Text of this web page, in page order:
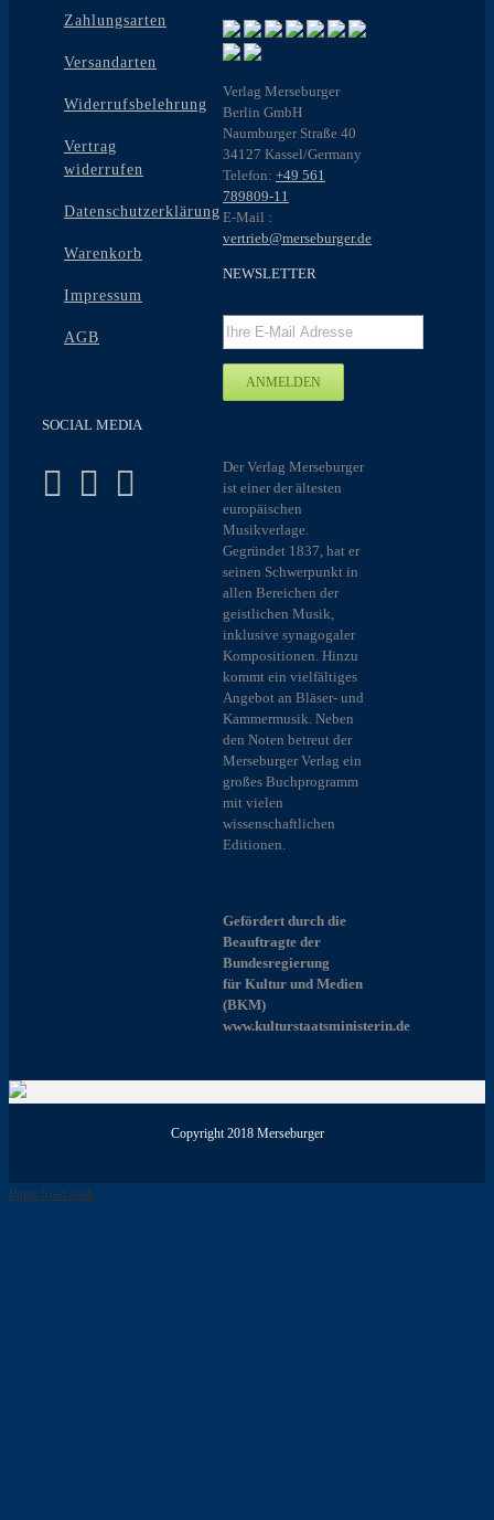
Zahlungsarten
Versandarten
Widerrufsbelehrung
Vertrag
widerrufen
Datenschutzerklärung
Warenkorb
Impressum
AGB
SOCIAL MEDIA
Verlag Merseburger
Berlin GmbH
Naumburger Straße 40
34127 Kassel/Germany
Telefon: +49 561
789809-11
E-Mail :
vertrieb@merseburger.de
NEWSLETTER
Der Verlag Merseburger
ist einer der ältesten
europäischen
Musikverlage.
Gegründet 1837, hat er
seinen Schwerpunkt in
allen Bereichen der
geistlichen Musik,
inklusive synagogaler
Kompositionen. Hinzu
kommt ein vielfältiges
Angebot an Bläser- und
Kammermusik. Neben
den Noten betreut der
Merseburger Verlag ein
großes Buchprogramm
mit vielen
wissenschaftlichen
Editionen.
Gefördert durch die
Beauftragte der
Bundesregierung
für Kultur und Medien
(BKM)
www.kulturstaatsministerin.de
Copyright 2018 Merseburger
Page load link